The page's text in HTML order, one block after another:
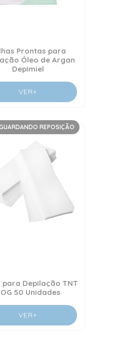
Prontas para
Óleo de Argan
Depimiel
VER+
REPOSIÇÃO
para Depilação TNT
50 Unidades
VER+